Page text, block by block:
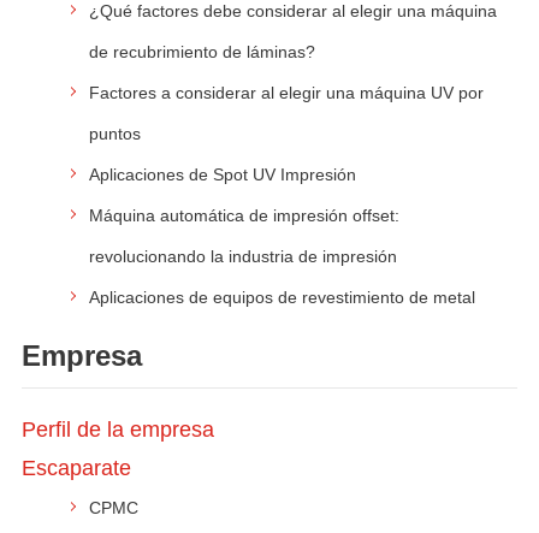
¿Qué factores debe considerar al elegir una máquina
de recubrimiento de láminas?
Factores a considerar al elegir una máquina UV por
puntos
Aplicaciones de Spot UV Impresión
Máquina automática de impresión offset:
revolucionando la industria de impresión
Aplicaciones de equipos de revestimiento de metal
Empresa
Perfil de la empresa
Escaparate
CPMC